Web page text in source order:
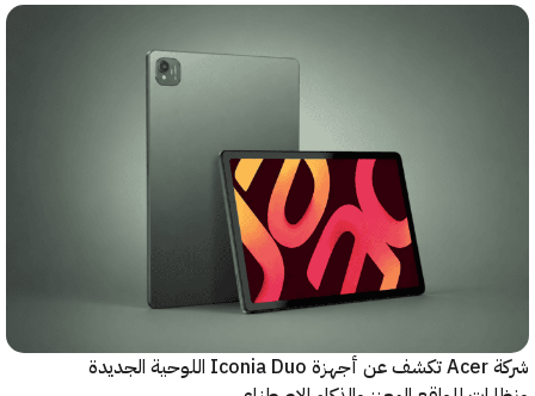
شركة Acer تكشف عن أجهزة Iconia Duo اللوحية الجديدة